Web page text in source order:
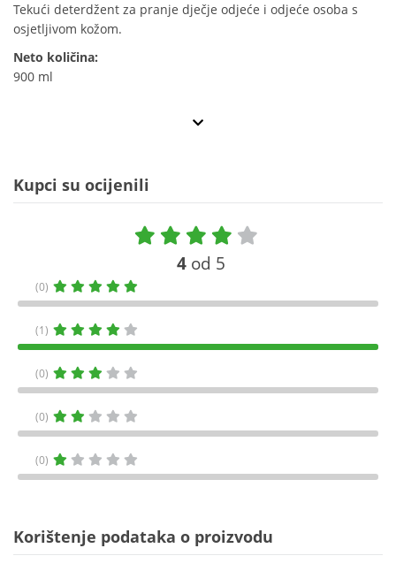
Tekući deterdžent za pranje dječje odjeće i odjeće osoba s
osjetljivom kožom.
Neto količina:
900 ml
Kupci su ocijenili
4 od 5
(0)
(1)
(0)
(0)
(0)
Korištenje podataka o proizvodu